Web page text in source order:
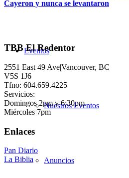
Eventos
Nuestros Eventos
Anuncios
Cayeron y nunca se levantaron
TBB El Redentor
2551 East 49 Ave|Vancouver, BC
V5S 1J6
Tfno: 604.659.4225
Servicios:
Domingos 2pm y 6:30pm
Miércoles 7pm
Enlaces
Pan Diario
La Biblia